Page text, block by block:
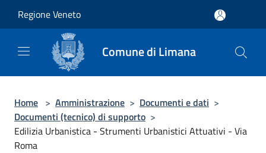
Regione Veneto
Comune di Limana
Home > Amministrazione > Documenti e dati >
Documenti (tecnico) di supporto >
Edilizia Urbanistica - Strumenti Urbanistici Attuativi - Via
Roma